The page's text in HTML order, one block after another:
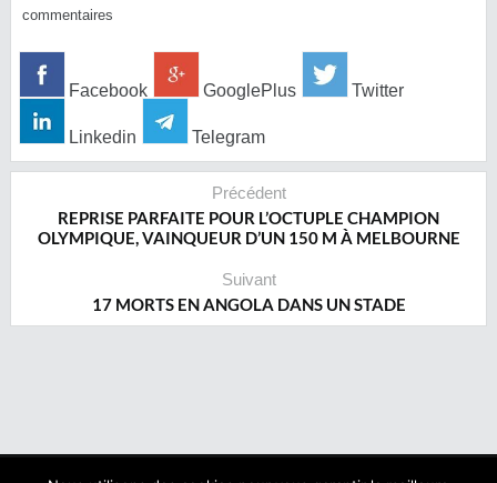
commentaires
Facebook GooglePlus Twitter
Linkedin Telegram
Précédent
REPRISE PARFAITE POUR L’OCTUPLE CHAMPION
OLYMPIQUE, VAINQUEUR D’UN 150 M À MELBOURNE
Suivant
17 MORTS EN ANGOLA DANS UN STADE